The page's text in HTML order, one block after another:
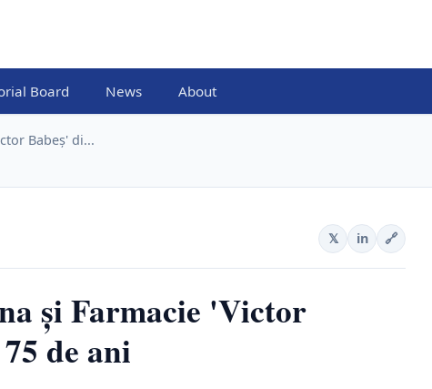
Board News About
Babeș' di...
𝕏 in 🔗
și Farmacie 'Victor
de ani